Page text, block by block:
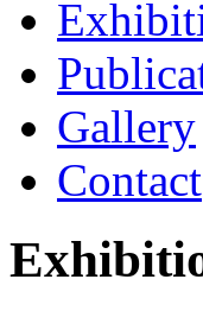
Gallery
Contact